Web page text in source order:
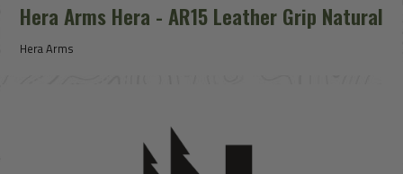
Hera Arms Hera - AR15 Leather Grip Natural
Hera Arms